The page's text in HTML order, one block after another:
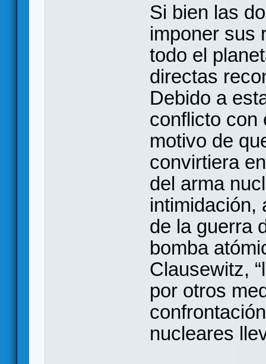
Si bien las
imponer sus
todo el
directas
Debido a
conflicto con
motivo de
convirtiera
del arma
intimidación,
de la guerra
bomba
Clausewitz,
por otros
nucleares